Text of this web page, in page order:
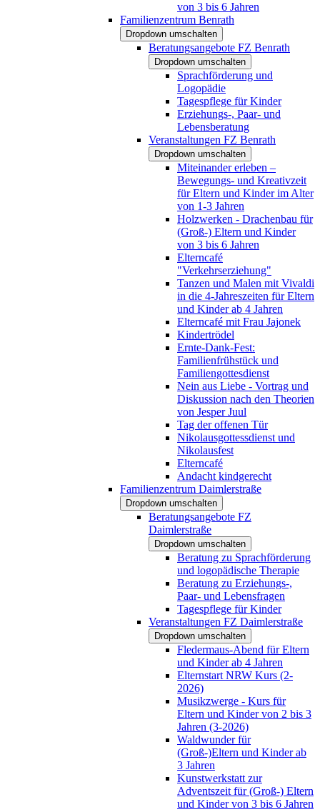
von 3 bis 6 Jahren
Familienzentrum Benrath
Dropdown umschalten
Beratungsangebote FZ Benrath
Dropdown umschalten
Sprachförderung und
Logopädie
Tagespflege für Kinder
Erziehungs-, Paar- und
Lebensberatung
Veranstaltungen FZ Benrath
Dropdown umschalten
Miteinander erleben –
Bewegungs- und Kreativzeit
für Eltern und Kinder im Alter
von 1-3 Jahren
Holzwerken - Drachenbau für
(Groß-) Eltern und Kinder
von 3 bis 6 Jahren
Elterncafé
"Verkehrserziehung"
Tanzen und Malen mit Vivaldi
in die 4-Jahreszeiten für Eltern
und Kinder ab 4 Jahren
Elterncafé mit Frau Jajonek
Kindertrödel
Ernte-Dank-Fest:
Familienfrühstück und
Familiengottesdienst
Nein aus Liebe - Vortrag und
Diskussion nach den Theorien
von Jesper Juul
Tag der offenen Tür
Nikolausgottessdienst und
Nikolausfest
Elterncafé
Andacht kindgerecht
Familienzentrum Daimlerstraße
Dropdown umschalten
Beratungsangebote FZ
Daimlerstraße
Dropdown umschalten
Beratung zu Sprachförderung
und logopädische Therapie
Beratung zu Erziehungs-,
Paar- und Lebensfragen
Tagespflege für Kinder
Veranstaltungen FZ Daimlerstraße
Dropdown umschalten
Fledermaus-Abend für Eltern
und Kinder ab 4 Jahren
Elternstart NRW Kurs (2-
2026)
Musikzwerge - Kurs für
Eltern und Kinder von 2 bis 3
Jahren (3-2026)
Waldwunder für
(Groß-)Eltern und Kinder ab
3 Jahren
Kunstwerkstatt zur
Adventszeit für (Groß-) Eltern
und Kinder von 3 bis 6 Jahren